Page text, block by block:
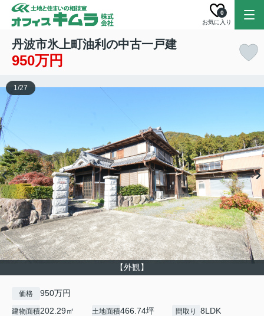
お気に入り
0
丹波市氷上町油利の中古一戸建
950万円
【外観】
1/27
価格 950万円
建物面積202.29㎡ 土地面積466.74坪
間取り 8LDK